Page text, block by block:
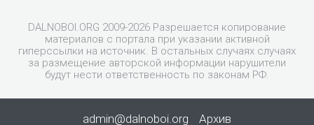
DALNOBOI.ORG 2009-2026 Разрешается копирование
материалов с портала при указании активной
гиперссылки на источник. В остальных случаях случаях
за размещение авторской информации нарушители
будут нести ответственность по законам РФ.
admin@dalnoboi.org Архив